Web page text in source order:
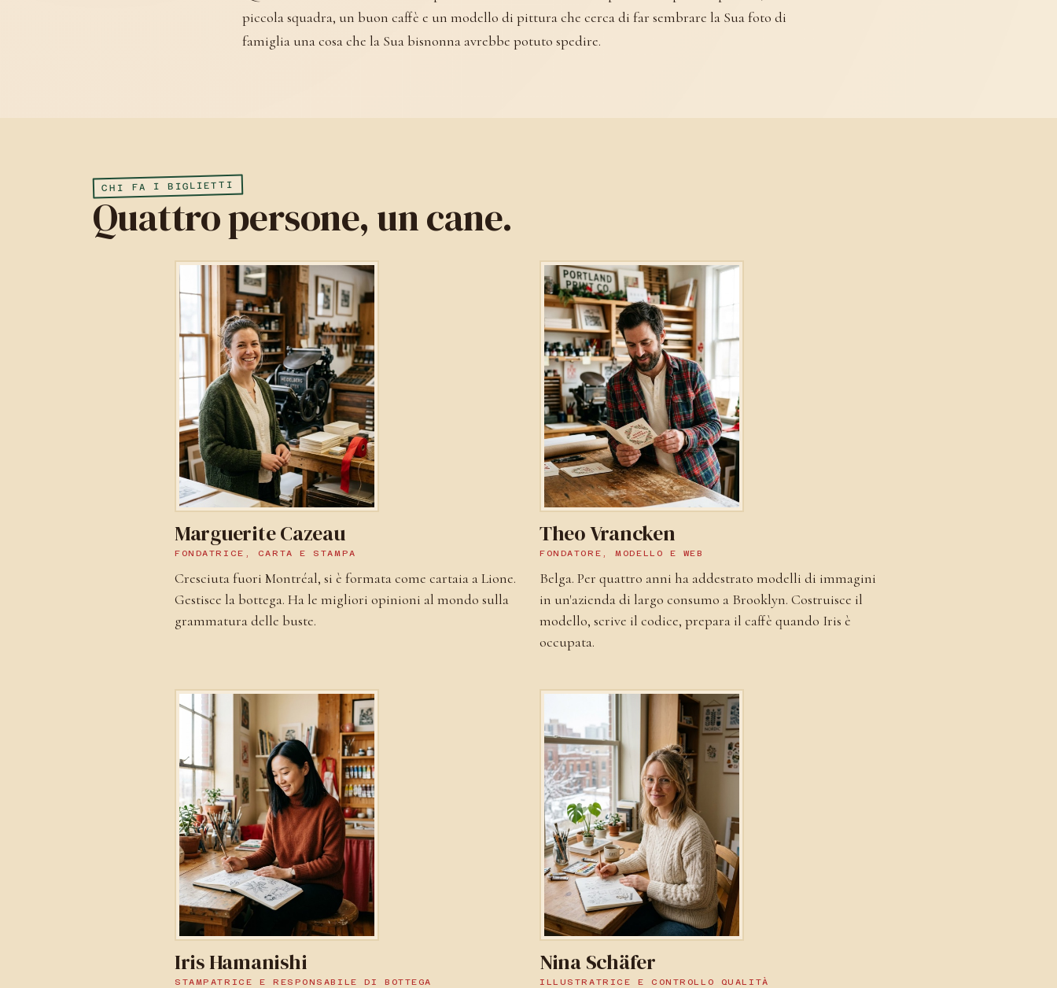
piccola squadra, un buon caffè e un modello di pittura che cerca di far sembrare la Sua foto di
famiglia una cosa che la Sua bisnonna avrebbe potuto spedire.
CHI FA I BIGLIETTI
Quattro persone, un cane.
Marguerite Cazeau
FONDATRICE, CARTA E STAMPA
Cresciuta fuori Montréal, si è formata come cartaia a Lione.
Gestisce la bottega. Ha le migliori opinioni al mondo sulla
grammatura delle buste.
Theo Vrancken
FONDATORE, MODELLO E WEB
Belga. Per quattro anni ha addestrato modelli di immagini
in un'azienda di largo consumo a Brooklyn. Costruisce il
modello, scrive il codice, prepara il caffè quando Iris è
occupata.
Iris Hamanishi
STAMPATRICE E RESPONSABILE DI BOTTEGA
Nina Schäfer
ILLUSTRATRICE E CONTROLLO QUALITÀ